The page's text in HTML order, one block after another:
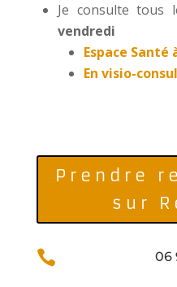
Je consulte tous
vendredi
Espace Santé
En visio-
Prendre
sur
 06